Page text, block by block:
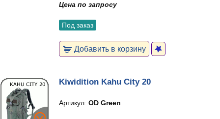
Цена по запросу
Под заказ
Добавить в корзину
Kiwidition Kahu City 20
Артикул: OD Green